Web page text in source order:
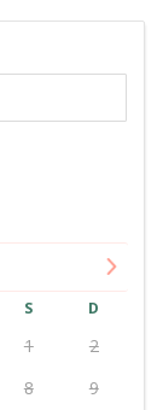
S D
1
2
8
9